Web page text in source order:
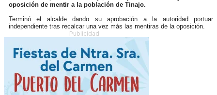
oposición de mentir a la población de Tinajo.
Terminó el alcalde dando su aprobación a la autoridad
independiente tras recalcar una vez más las mentiras de la oposición.
Publicidad